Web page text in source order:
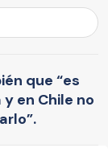
que “es
en Chile no